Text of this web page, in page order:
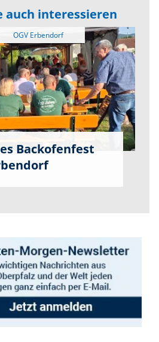
auch interessieren
OGV Erbendorf
Backofenfest